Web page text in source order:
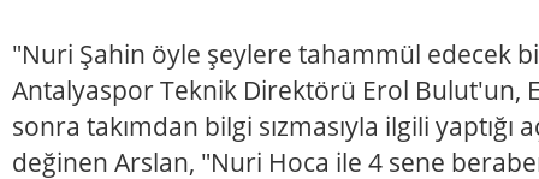
"Nuri Şahin öyle şeylere tahammül edecek
Antalyaspor Teknik Direktörü Erol Bulut'un,
sonra takımdan bilgi sızmasıyla ilgili yaptığı
değinen Arslan, "Nuri Hoca ile 4 sene